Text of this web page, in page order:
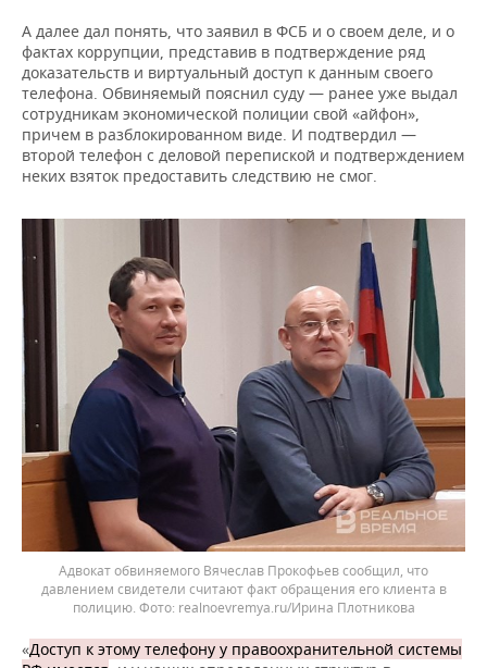
А далее дал понять, что заявил в ФСБ и о своем деле, и о
фактах коррупции, представив в подтверждение ряд
доказательств и виртуальный доступ к данным своего
телефона. Обвиняемый пояснил суду — ранее уже выдал
сотрудникам экономической полиции свой «айфон»,
причем в разблокированном виде. И подтвердил —
второй телефон с деловой перепиской и подтверждением
неких взяток предоставить следствию не смог.
Адвокат обвиняемого Вячеслав Прокофьев сообщил, что
давлением свидетели считают факт обращения его клиента в
полицию.
realnoevremya.ru/Ирина Плотникова
«Доступ к этому телефону у правоохранительной системы